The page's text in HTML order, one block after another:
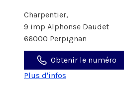
Charpentier,
9 imp Alphonse Daudet
66000 Perpignan
Obtenir le numéro
Plus d'infos